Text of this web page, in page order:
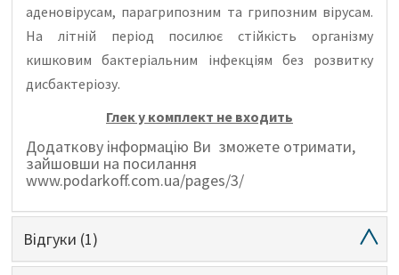
аденовірусам, парагрипозним та грипозним вірусам.
На літній період посилює стійкість організму
кишковим бактеріальним інфекціям без розвитку
дисбактеріозу.
Глек у комплект не входить
Додаткову інформацію Ви зможете отримати,
зайшовши на посилання
www.podarkoff.com.ua/pages/3/
Відгуки (1)